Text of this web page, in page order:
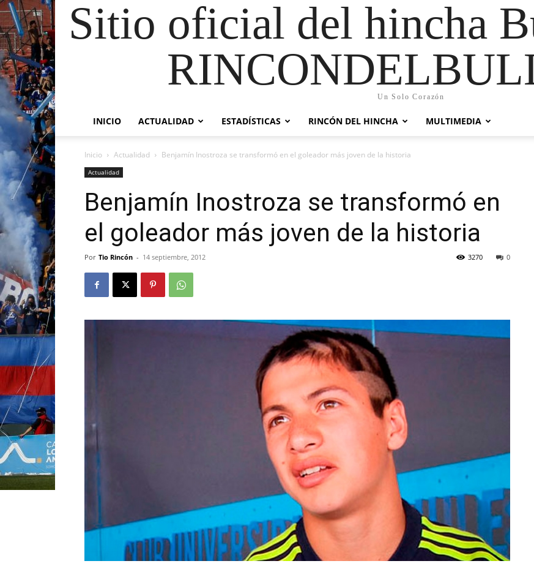
Sitio oficial del hincha
Un Solo Corazón
INICIO ACTUALIDAD ESTADÍSTICAS RINCÓN DEL HINCHA MULTIMEDIA
Inicio Actualidad Benjamín Inostroza se transformó en el goleador más joven de la historia
Actualidad
Benjamín Inostroza se transformó en
el goleador más joven de la historia
Por Tio Rincón - 14 septiembre, 2012 0
3270